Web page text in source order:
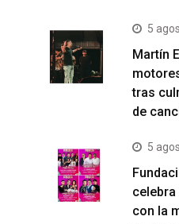
5
Martín
tras
de
5
con la